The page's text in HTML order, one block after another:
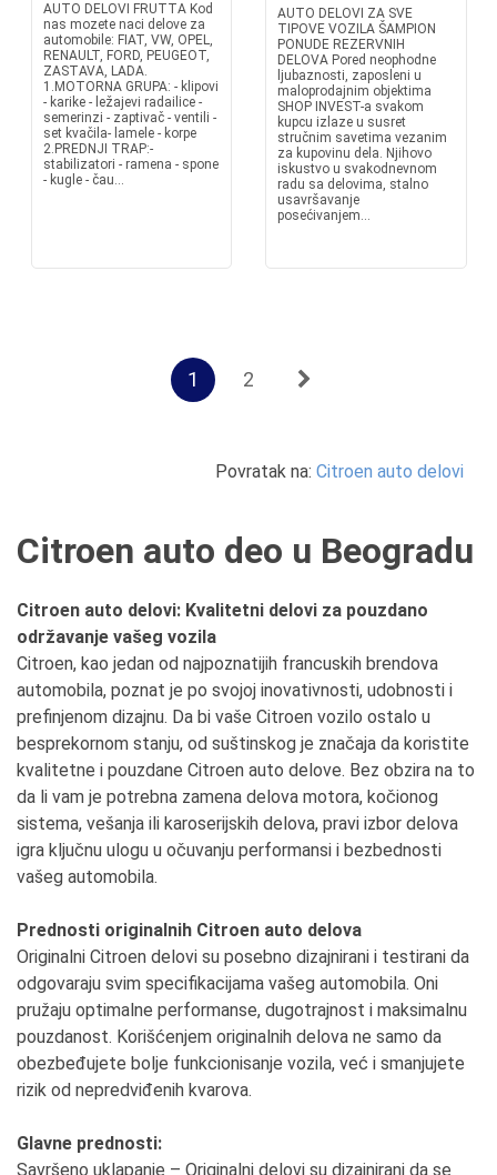
AUTO DELOVI FRUTTA Kod
nas mozete naci delove za
automobile: FIAT, VW, OPEL,
RENAULT, FORD, PEUGEOT,
ZASTAVA, LADA.
1.MOTORNA GRUPA: - klipovi
- karike - ležajevi radailice -
semerinzi - zaptivač - ventili -
set kvačila- lamele - korpe
2.PREDNJI TRAP:-
stabilizatori - ramena - spone
- kugle - čau...
AUTO DELOVI ZA SVE
TIPOVE VOZILA ŠAMPION
PONUDE REZERVNIH
DELOVA Pored neophodne
ljubaznosti, zaposleni u
maloprodajnim objektima
SHOP INVEST-a svakom
kupcu izlaze u susret
stručnim savetima vezanim
za kupovinu dela. Njihovo
iskustvo u svakodnevnom
radu sa delovima, stalno
usavršavanje
posećivanjem...
1 2
Povratak na: Citroen auto delovi
Citroen auto deo u Beogradu
Citroen auto delovi: Kvalitetni delovi za pouzdano
održavanje vašeg vozila
Citroen, kao jedan od najpoznatijih francuskih brendova
automobila, poznat je po svojoj inovativnosti, udobnosti i
prefinjenom dizajnu. Da bi vaše Citroen vozilo ostalo u
besprekornom stanju, od suštinskog je značaja da koristite
kvalitetne i pouzdane Citroen auto delove. Bez obzira na to
da li vam je potrebna zamena delova motora, kočionog
sistema, vešanja ili karoserijskih delova, pravi izbor delova
igra ključnu ulogu u očuvanju performansi i bezbednosti
vašeg automobila.
Prednosti originalnih Citroen auto delova
Originalni Citroen delovi su posebno dizajnirani i testirani da
odgovaraju svim specifikacijama vašeg automobila. Oni
pružaju optimalne performanse, dugotrajnost i maksimalnu
pouzdanost. Korišćenjem originalnih delova ne samo da
obezbeđujete bolje funkcionisanje vozila, već i smanjujete
rizik od nepredviđenih kvarova.
Glavne prednosti:
Savršeno uklapanje – Originalni delovi su dizajnirani da se